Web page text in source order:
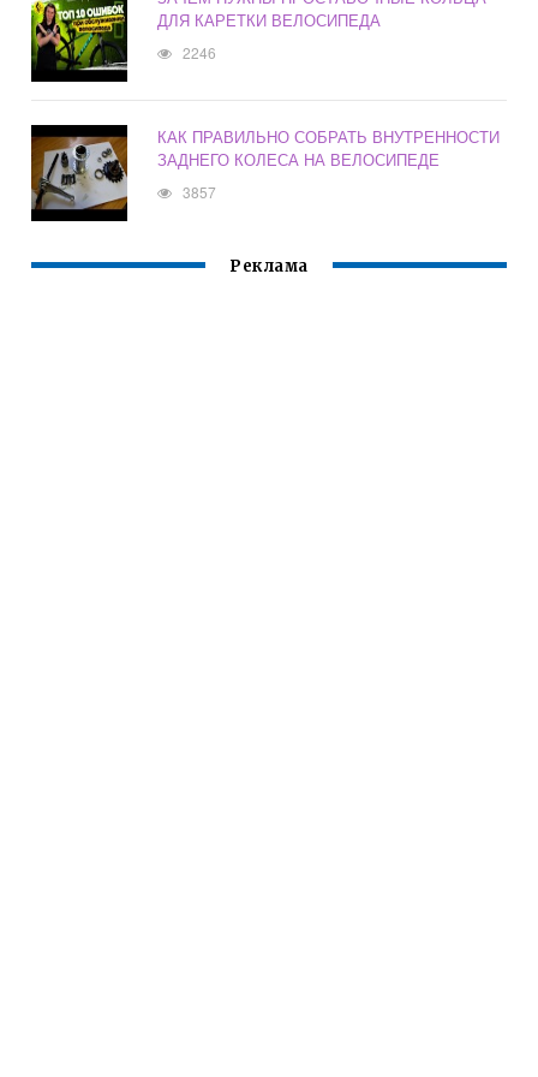
ДЛЯ КАРЕТКИ ВЕЛОСИПЕДА
2246
КАК ПРАВИЛЬНО СОБРАТЬ ВНУТРЕННОСТИ
ЗАДНЕГО КОЛЕСА НА ВЕЛОСИПЕДЕ
3857
Реклама